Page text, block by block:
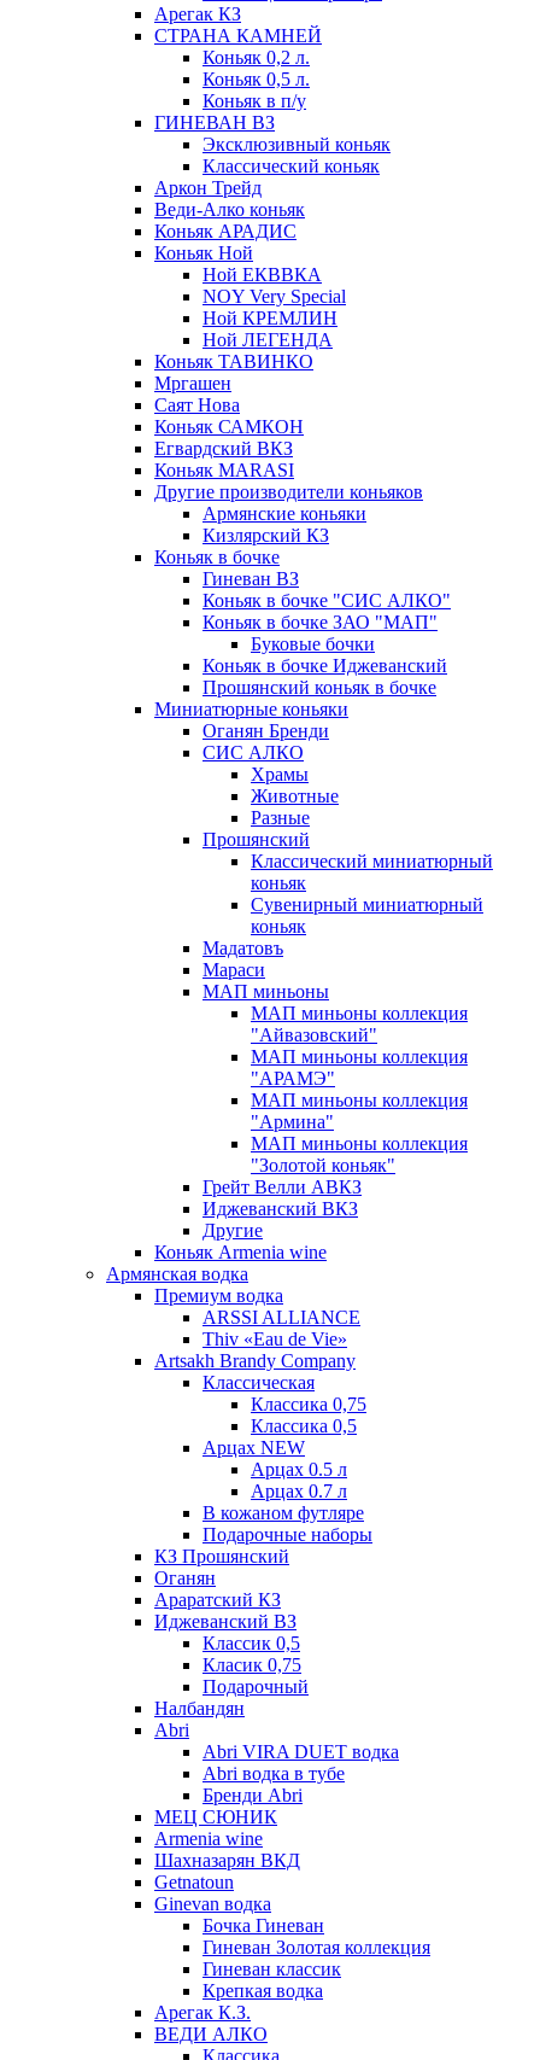
Арегак КЗ
СТРАНА КАМНЕЙ
Коньяк 0,2 л.
Коньяк 0,5 л.
Коньяк в п/у
ГИНЕВАН ВЗ
Эксклюзивный коньяк
Классический коньяк
Аркон Трейд
Веди-Алко коньяк
Коньяк АРАДИС
Коньяк Ной
Ной ЕКВВКА
NOY Very Special
Ной КРЕМЛИН
Ной ЛЕГЕНДА
Коньяк ТАВИНКО
Мргашен
Саят Нова
Коньяк САМКОН
Егвардский ВКЗ
Коньяк MARASI
Другие производители коньяков
Армянские коньяки
Кизлярский КЗ
Коньяк в бочке
Гиневан ВЗ
Коньяк в бочке "СИС АЛКО"
Коньяк в бочке ЗАО "МАП"
Буковые бочки
Коньяк в бочке Иджеванский
Прошянский коньяк в бочке
Миниатюрные коньяки
Оганян Бренди
СИС АЛКО
Храмы
Животные
Разные
Прошянский
Классический миниатюрный
коньяк
Сувенирный миниатюрный
коньяк
Мадатовъ
Мараси
МАП миньоны
МАП миньоны коллекция
"Айвазовский"
МАП миньоны коллекция
"АРАМЭ"
МАП миньоны коллекция
"Армина"
МАП миньоны коллекция
"Золотой коньяк"
Грейт Велли АВКЗ
Иджеванский ВКЗ
Другие
Коньяк Armenia wine
Армянская водка
Премиум водка
ARSSI ALLIANCE
Thiv «Eau de Vie»
Artsakh Brandy Company
Классическая
Классика 0,75
Классика 0,5
Арцах NEW
Арцах 0.5 л
Арцах 0.7 л
В кожаном футляре
Подарочные наборы
КЗ Прошянский
Оганян
Араратский КЗ
Иджеванский ВЗ
Классик 0,5
Класик 0,75
Подарочный
Налбандян
Abri
Abri VIRA DUET водка
Abri водка в тубе
Бренди Abri
МЕЦ СЮНИК
Armenia wine
Шахназарян ВКД
Getnatoun
Ginevan водка
Бочка Гиневан
Гиневан Золотая коллекция
Гиневан классик
Крепкая водка
Арегак К.З.
ВЕДИ АЛКО
Классика